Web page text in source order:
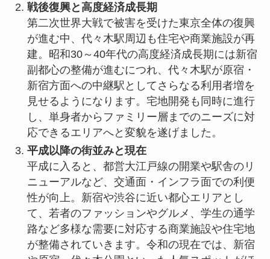
戦後復興と高度経済成長期
第二次世界大戦で被害を受けた東京全体の復興
が進む中、代々木駅周辺も住宅や商業施設が再
建。昭和30～40年代の高度経済成長期には新宿
副都心の整備が進むにつれ、代々木駅が原宿・
新宿方面への中継駅としてさらなる利用者増を
見せるようになります。宅地開発も同時に進行
し、単身者からファミリー層までのニーズに対
応できるエリアへと変貌を遂げました。
平成以降の街並みと現在
平成に入ると、都営大江戸線の開業や駅舎のリ
ニューアルなど、交通面・インフラ面での利便
性が向上。新宿や渋谷に近い都心エリアとし
て、若者のファッションやグルメ、学生の通学
路など多様な需要に対応する商業施設や住宅地
が整備されていきます。令和の現在では、新宿